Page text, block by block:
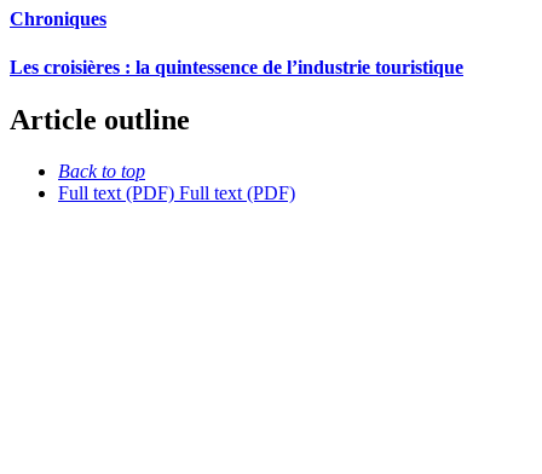
Chroniques
Les croisières : la quintessence de l’industrie touristique
Article outline
Back to top
Full text (PDF) Full text (PDF)